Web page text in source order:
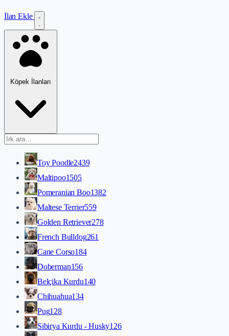
İlan Ekle
Köpek İlanları
Toy Poodle2439
Maltipoo1505
Pomeranian Boo1382
Maltese Terrier559
Golden Retriever278
French Bulldog261
Cane Corso184
Doberman156
Belçika Kurdu140
Chihuahua134
Pug128
Sibirya Kurdu - Husky126